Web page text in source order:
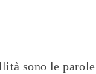
sono le